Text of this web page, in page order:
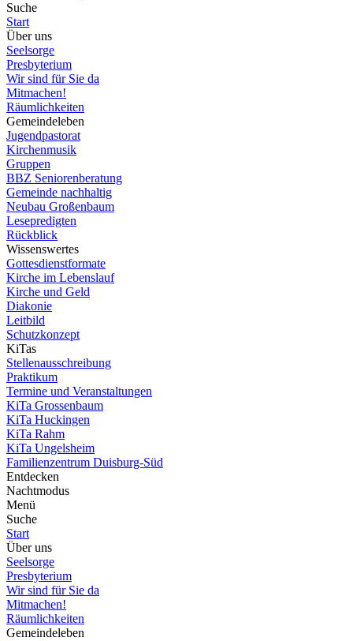
Suche
Start
Über uns
Seelsorge
Presbyterium
Wir sind für Sie da
Mitmachen!
Räumlichkeiten
Gemeindeleben
Jugendpastorat
Kirchenmusik
Gruppen
BBZ Seniorenberatung
Gemeinde nachhaltig
Neubau Großenbaum
Lesepredigten
Rückblick
Wissenswertes
Gottesdienstformate
Kirche im Lebenslauf
Kirche und Geld
Diakonie
Leitbild
Schutzkonzept
KiTas
Stellenausschreibung
Praktikum
Termine und Veranstaltungen
KiTa Grossenbaum
KiTa Huckingen
KiTa Rahm
KiTa Ungelsheim
Familienzentrum Duisburg-Süd
Entdecken
Nachtmodus
Menü
Suche
Start
Über uns
Seelsorge
Presbyterium
Wir sind für Sie da
Mitmachen!
Räumlichkeiten
Gemeindeleben